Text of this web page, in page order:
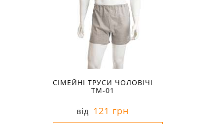
СІМЕЙНІ ТРУСИ ЧОЛОВІЧІ
ТМ-01
від 121 грн